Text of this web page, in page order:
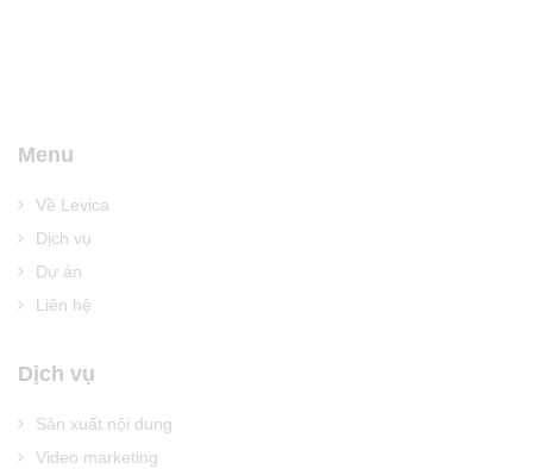
Menu
Về Levica
Dịch vụ
Dự án
Liên hệ
Dịch vụ
Sản xuất nội dung
Video marketing